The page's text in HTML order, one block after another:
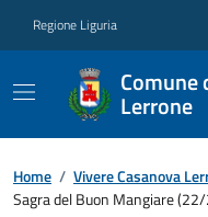
Regione Liguria
Comune
Lerrone
Home / Vivere Casanova
Sagra del Buon Mangiare